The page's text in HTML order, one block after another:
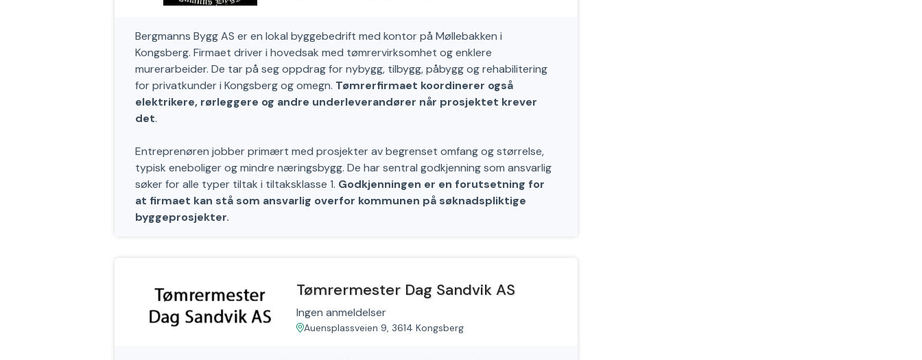
Bergmanns Bygg AS er en lokal byggebedrift med kontor på Møllebakken i
Kongsberg. Firmaet driver i hovedsak med tømrervirksomhet og enklere
murerarbeider. De tar på seg oppdrag for nybygg, tilbygg, påbygg og rehabilitering
for privatkunder i Kongsberg og omegn. Tømrerfirmaet koordinerer også
elektrikere, rørleggere og andre underleverandører når prosjektet krever
det.
Entreprenøren jobber primært med prosjekter av begrenset omfang og størrelse,
typisk eneboliger og mindre næringsbygg. De har sentral godkjenning som ansvarlig
søker for alle typer tiltak i tiltaksklasse 1. Godkjenningen er en forutsetning for
at firmaet kan stå som ansvarlig overfor kommunen på søknadspliktige
byggeprosjekter.
Tømrermester Dag Sandvik AS
Ingen anmeldelser
Auensplassveien 9, 3614 Kongsberg